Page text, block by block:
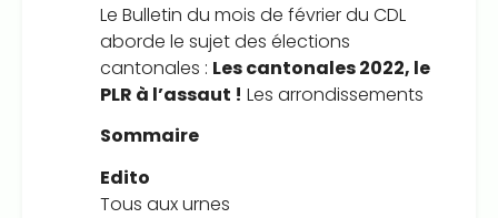
Le Bulletin du mois de février du CDL
aborde le sujet des élections
cantonales : Les cantonales 2022, le
PLR à l’assaut ! Les arrondissements
Sommaire
Edito
Tous aux urnes